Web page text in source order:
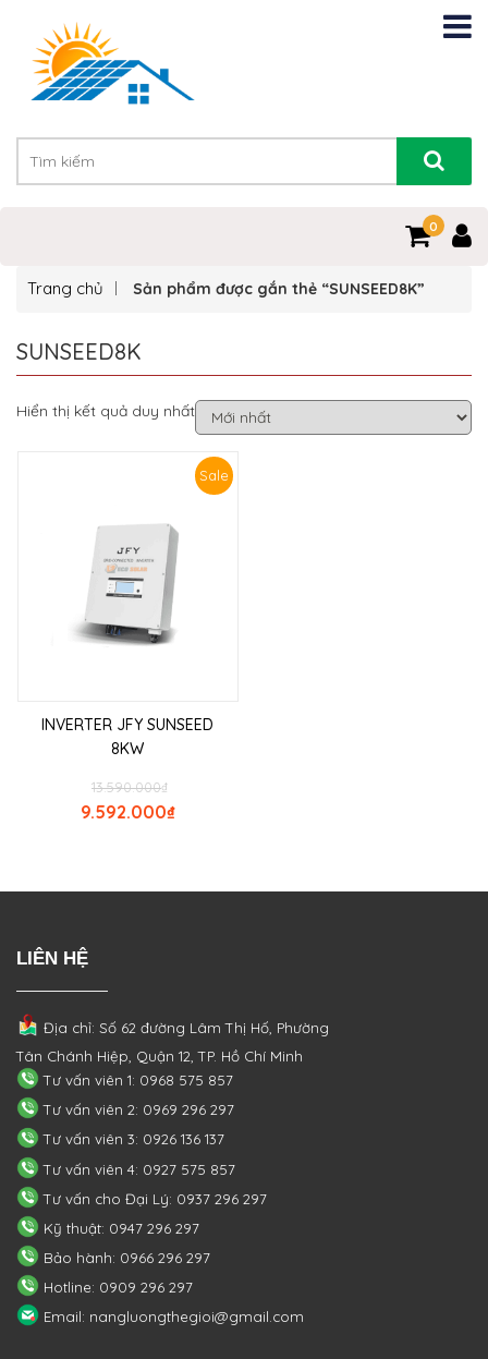
0
Trang chủ Sản phẩm được gắn thẻ “SUNSEED8K”
SUNSEED8K
Hiển thị kết quả duy nhất
Sale
INVERTER JFY SUNSEED
8KW
₫
13.590.000
₫
9.592.000
LIÊN HỆ
Địa chỉ: Số 62 đường Lâm Thị Hố, Phường
Tân Chánh Hiệp, Quận 12, TP. Hồ Chí Minh
Tư vấn viên 1: 0968 575 857
Tư vấn viên 2: 0969 296 297
Tư vấn viên 3: 0926 136 137
Tư vấn viên 4: 0927 575 857
Tư vấn cho Đại Lý: 0937 296 297
Kỹ thuật: 0947 296 297
Bảo hành: 0966 296 297
Hotline: 0909 296 297
Email: nangluongthegioi@gmail.com